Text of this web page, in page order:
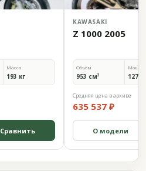
Масса
193 кг
Сравнить
KAWASAKI
Z 1000 2005
Объём
953 см³ 127
Средняя цена в архиве
635 537 ₽
О модели